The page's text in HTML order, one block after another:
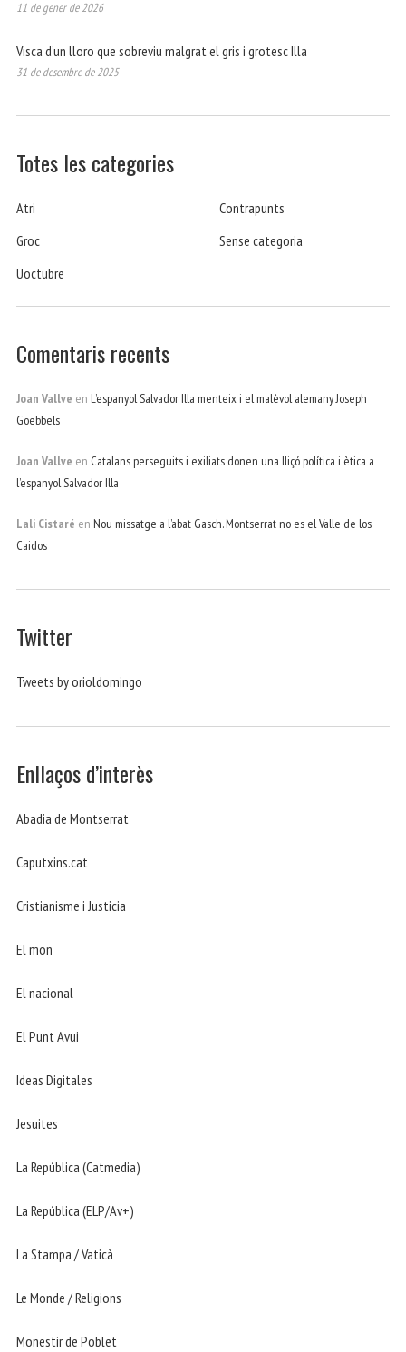
11 de gener de 2026
Visca d’un lloro que sobreviu malgrat el gris i grotesc Illa
31 de desembre de 2025
Totes les categories
Atri
Contrapunts
Groc
Sense categoria
Uoctubre
Comentaris recents
Joan Vallve en L’espanyol Salvador Illa menteix i el malèvol alemany Joseph
Goebbels
Joan Vallve en Catalans perseguits i exiliats donen una lliçó política i ètica a
l’espanyol Salvador Illa
Lali Cistaré en Nou missatge a l’abat Gasch. Montserrat no es el Valle de los
Caidos
Twitter
Tweets by orioldomingo
Enllaços d’interès
Abadia de Montserrat
Caputxins.cat
Cristianisme i Justicia
El mon
El nacional
El Punt Avui
Ideas Digitales
Jesuites
La República (Catmedia)
La República (ELP/Av+)
La Stampa / Vaticà
Le Monde / Religions
Monestir de Poblet